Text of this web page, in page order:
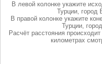
В левой колонке укажите
Турции, город
В правой колонке укажите
Турции,
Расчёт расстояния
километрах